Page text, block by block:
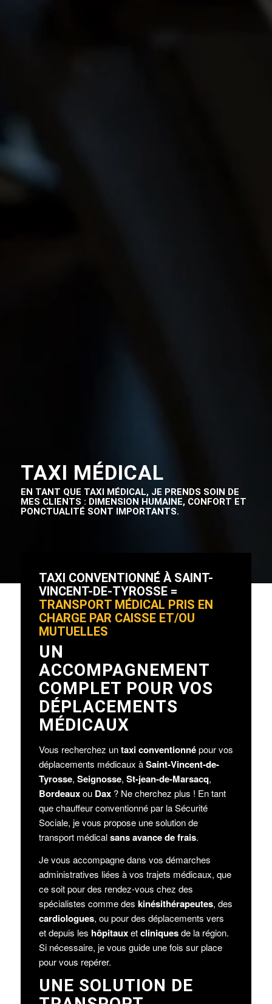
TAXI MÉDICAL
EN TANT QUE TAXI MÉDICAL, JE PRENDS SOIN DE
MES CLIENTS : DIMENSION HUMAINE, CONFORT ET
PONCTUALITÉ SONT IMPORTANTS.
TAXI CONVENTIONNÉ À SAINT-
VINCENT-DE-TYROSSE =
TRANSPORT MÉDICAL PRIS EN
CHARGE PAR CAISSE ET/OU
MUTUELLES
UN
ACCOMPAGNEMENT
COMPLET POUR VOS
DÉPLACEMENTS
MÉDICAUX
Vous recherchez untaxi conventionnépour vos
déplacements médicaux àSaint-Vincent-de-
Tyrosse, Seignosse, St-jean-de-Marsacq,
Bordeauxou Dax? Ne cherchez plus ! En tant
que chauffeur conventionné par la Sécurité
Sociale, je vous propose une solution de
transport médicalsans avance de frais.
Je vous accompagne dans vos démarches
administratives liées à vos trajets médicaux, que
ce soit pour des rendez-vous chez des
spécialistes comme des kinésithérapeutes, des
cardiologues, ou pour des déplacements vers
et depuis les hôpitauxetcliniquesde la région.
Si nécessaire, je vous guide une fois sur place
pour vous repérer.
UNE SOLUTION DE